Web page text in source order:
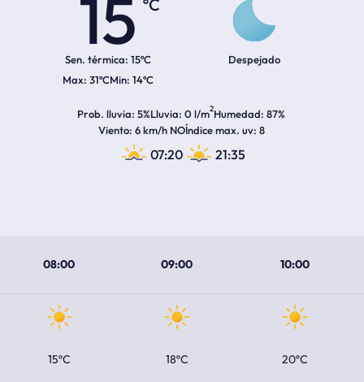
15
Sen. térmica: 15ºC
31ºC 14ºC
Despejado
Prob. lluvia 5%Lluvia 0 l/m2Humedad 87%
Viento 6 km/h NOÍndice max. uv 8
07:20 21:35
08:00 09:00 10:00
15ºC 18ºC 20ºC